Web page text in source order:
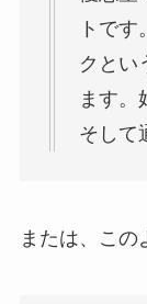
トで
クとい
ます。
そして
または、この